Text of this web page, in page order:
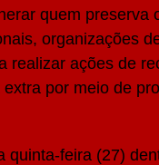
quem preserva
organizações
realizar ações de
por meio de
quinta-feira (27)